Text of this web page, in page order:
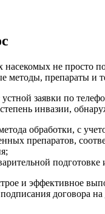
насекомых не просто
методы, препараты и
заявки по
инвазии,
обработки, с
препаратов,
и эффективное
договора